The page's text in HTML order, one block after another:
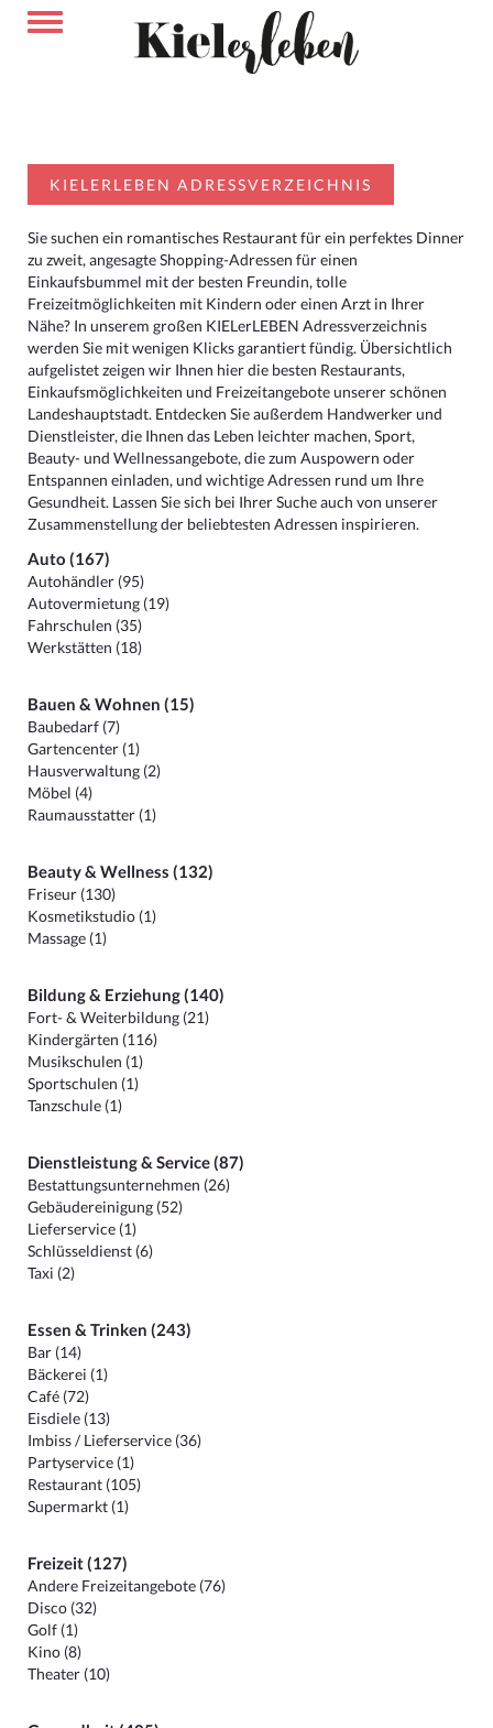
KIELERLEBEN ADRESSVERZEICHNIS
Sie suchen ein romantisches Restaurant für ein perfektes Dinner
zu zweit, angesagte Shopping-Adressen für einen
Einkaufsbummel mit der besten Freundin, tolle
Freizeitmöglichkeiten mit Kindern oder einen Arzt in Ihrer
Nähe? In unserem großen KIELerLEBEN Adressverzeichnis
werden Sie mit wenigen Klicks garantiert fündig. Übersichtlich
aufgelistet zeigen wir Ihnen hier die besten Restaurants,
Einkaufsmöglichkeiten und Freizeitangebote unserer schönen
Landeshauptstadt. Entdecken Sie außerdem Handwerker und
Dienstleister, die Ihnen das Leben leichter machen, Sport,
Beauty- und Wellnessangebote, die zum Auspowern oder
Entspannen einladen, und wichtige Adressen rund um Ihre
Gesundheit. Lassen Sie sich bei Ihrer Suche auch von unserer
Zusammenstellung der beliebtesten Adressen inspirieren.
Auto (167)
Autohändler (95)
Autovermietung (19)
Fahrschulen (35)
Werkstätten (18)
Bauen & Wohnen (15)
Baubedarf (7)
Gartencenter (1)
Hausverwaltung (2)
Möbel (4)
Raumausstatter (1)
Beauty & Wellness (132)
Friseur (130)
Kosmetikstudio (1)
Massage (1)
Bildung & Erziehung (140)
Fort- & Weiterbildung (21)
Kindergärten (116)
Musikschulen (1)
Sportschulen (1)
Tanzschule (1)
Dienstleistung & Service (87)
Bestattungsunternehmen (26)
Gebäudereinigung (52)
Lieferservice (1)
Schlüsseldienst (6)
Taxi (2)
Essen & Trinken (243)
Bar (14)
Bäckerei (1)
Café (72)
Eisdiele (13)
Imbiss / Lieferservice (36)
Partyservice (1)
Restaurant (105)
Supermarkt (1)
Freizeit (127)
Andere Freizeitangebote (76)
Disco (32)
Golf (1)
Kino (8)
Theater (10)